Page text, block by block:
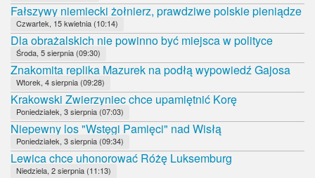
Fałszywy niemiecki żołnierz, prawdziwe polskie pieniądze
Czwartek, 15 kwietnia (10:14)
Dla obrażalskich nie powinno być miejsca w polityce
Środa, 5 sierpnia (09:30)
Znakomita replika Mazurek na podłą wypowiedź Gajosa
Wtorek, 4 sierpnia (09:28)
Krakowski Zwierzyniec chce upamiętnić Korę
Poniedziałek, 3 sierpnia (07:03)
Niepewny los "Wstęgi Pamięci" nad Wisłą
Poniedziałek, 3 sierpnia (09:34)
Lewica chce uhonorować Różę Luksemburg
Niedziela, 2 sierpnia (11:13)